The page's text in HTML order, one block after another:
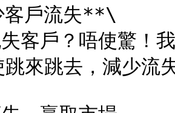
戶流失**\
跳來跳去，減少流